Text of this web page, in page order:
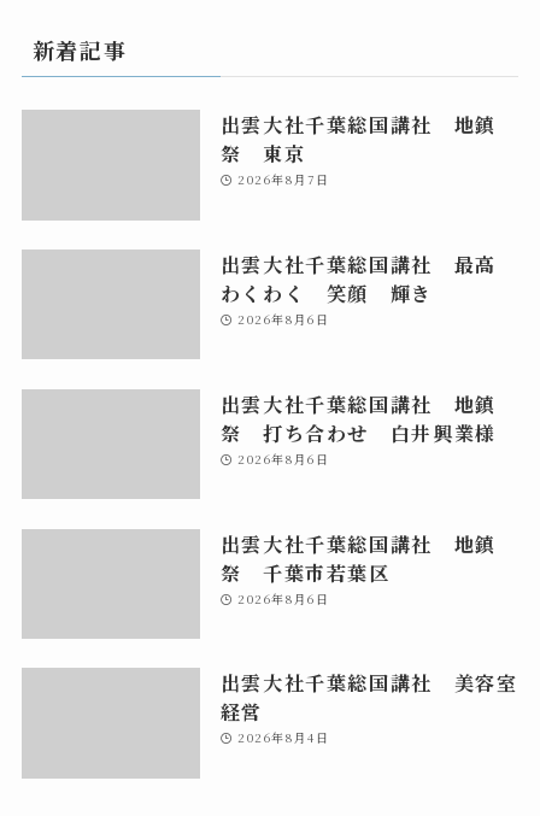
新着記事
出雲大社千葉総国講社 地鎮
祭 東京
2026年8月7日
出雲大社千葉総国講社 最高
わくわく 笑顔 輝き
2026年8月6日
出雲大社千葉総国講社 地鎮
祭 打ち合わせ 白井興業様
2026年8月6日
出雲大社千葉総国講社 地鎮
祭 千葉市若葉区
2026年8月6日
出雲大社千葉総国講社 美容室
経営
2026年8月4日